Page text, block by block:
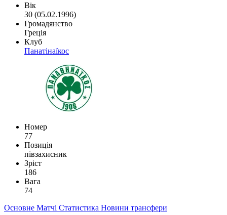
Вік
30 (05.02.1996)
Громадянство
Греція
Клуб
Панатінаїкос
Номер
77
Позиція
півзахисник
Зріст
186
Вага
74
Основне Матчі Статистика Новини трансфери